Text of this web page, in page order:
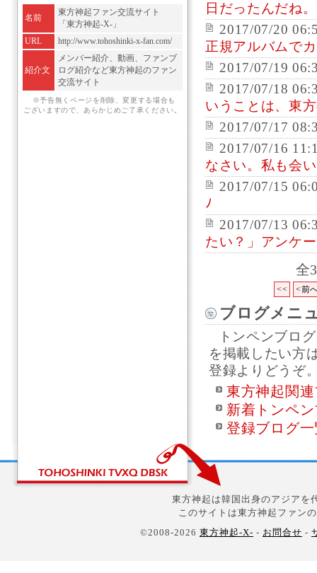
日だったんだね。
2017/07/20
正規アルバムで
2017/07/19
2017/07/18
いうことは、東
2017/07/17
2017/07/16
なさい。私も会
2017/07/15
ﾉ
2017/07/13
たい？」アンケ
全
<< <前
ブログメニ
トンペンブロ
を掲載したい方
登録よりどうぞ
東方神起関
新着トンペ
登録ブログ
名前
東方神起ファン交流サイト
「東方神起-X-」
URL
http://www.tohoshinki-x-fan.com/
紹介文
メンバー紹介、動画、ファンブ
ログ紹介など東方神起のファン
交流サイト
※予告無くページを削除、変更する場合も
ございますので、あらかじめご了承ください。
東方神起は韓国出身のアジアを
このサイトは東方神起ファン
©2008-2026 東方神起-X- - お問合せ -